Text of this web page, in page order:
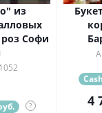
из
роз Софи
? 4